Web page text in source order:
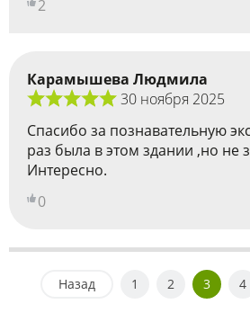
2
Карамышева Людмила
30 ноября 2025
Спасибо за познавательную
раз была в этом здании ,но не
Интересно.
0
Назад 1 2 3 4